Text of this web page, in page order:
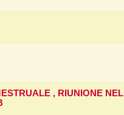
, RIUNIONE NEL